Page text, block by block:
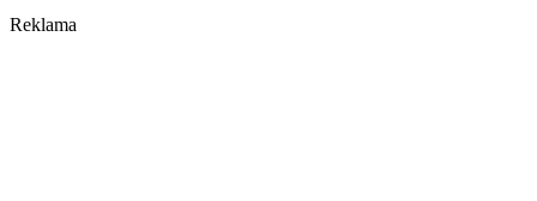
Reklama